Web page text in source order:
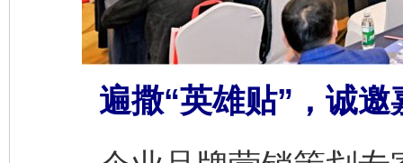
遍撒“英雄贴”，诚邀